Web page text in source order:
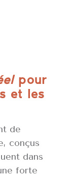
pour
et les
de
conçus
dans
forte